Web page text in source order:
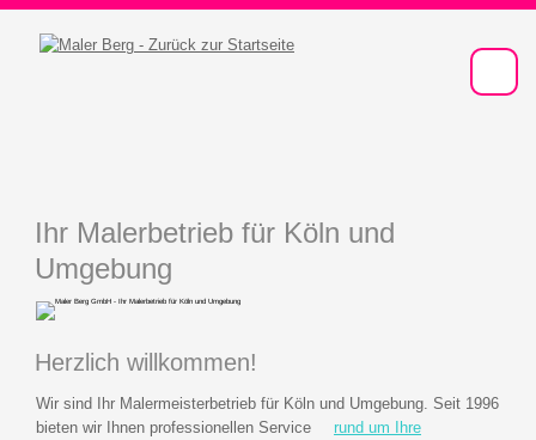
Ihr Malerbetrieb für Köln und
Umgebung
Herzlich willkommen!
Wir sind Ihr Malermeisterbetrieb für Köln und Umgebung. Seit 1996
bieten wir Ihnen professionellen Service
rund um Ihre